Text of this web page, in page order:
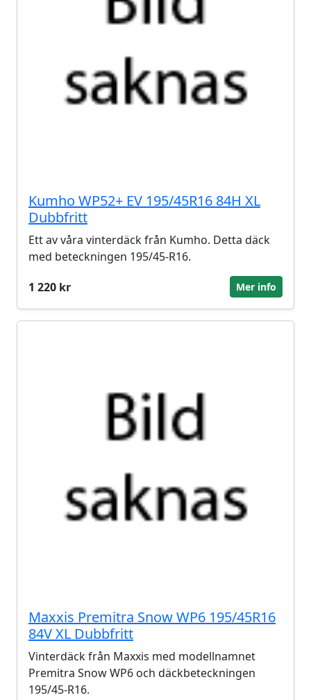
Kumho WP52+ EV 195/45R16 84H XL
Dubbfritt
Ett av våra vinterdäck från Kumho. Detta däck
med beteckningen 195/45-R16.
1 220 kr
Mer info
Maxxis Premitra Snow WP6 195/45R16
84V XL Dubbfritt
Vinterdäck från Maxxis med modellnamnet
Premitra Snow WP6 och däckbeteckningen
195/45-R16.